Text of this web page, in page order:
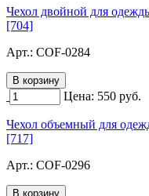
Чехол двойной для
[704]
Арт.: COF-0284
Цена: 550 руб.
Чехол объемный для
[717]
Арт.: COF-0296